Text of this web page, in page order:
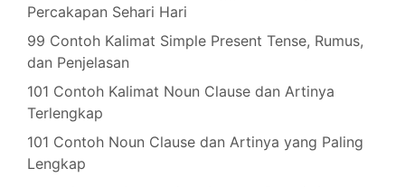
Percakapan Sehari Hari
99 Contoh Kalimat Simple Present Tense, Rumus,
dan Penjelasan
101 Contoh Kalimat Noun Clause dan Artinya
Terlengkap
101 Contoh Noun Clause dan Artinya yang Paling
Lengkap